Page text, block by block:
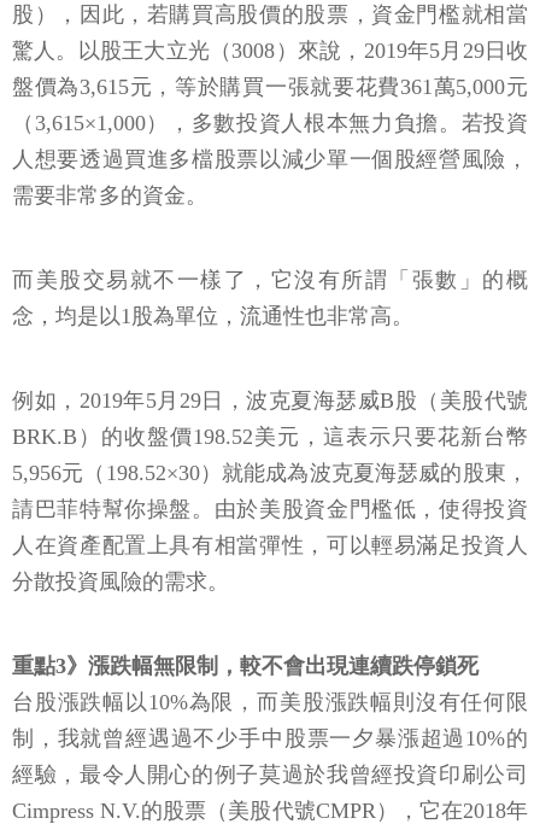
股），因此，若購買高股價的股票，資金門檻就相當
驚人。以股王大立光（3008）來說，2019年5月29日收
盤價為3,615元，等於購買一張就要花費361萬5,000元
（3,615×1,000），多數投資人根本無力負擔。若投資
人想要透過買進多檔股票以減少單一個股經營風險，
需要非常多的資金。
而美股交易就不一樣了，它沒有所謂「張數」的概
念，均是以1股為單位，流通性也非常高。
例如，2019年5月29日，波克夏海瑟威B股（美股代號
BRK.B）的收盤價198.52美元，這表示只要花新台幣
5,956元（198.52×30）就能成為波克夏海瑟威的股東，
請巴菲特幫你操盤。由於美股資金門檻低，使得投資
人在資產配置上具有相當彈性，可以輕易滿足投資人
分散投資風險的需求。
重點3》漲跌幅無限制，較不會出現連續跌停鎖死
台股漲跌幅以10%為限，而美股漲跌幅則沒有任何限
制，我就曾經遇過不少手中股票一夕暴漲超過10%的
經驗，最令人開心的例子莫過於我曾經投資印刷公司
Cimpress N.V.的股票（美股代號CMPR），它在2018年